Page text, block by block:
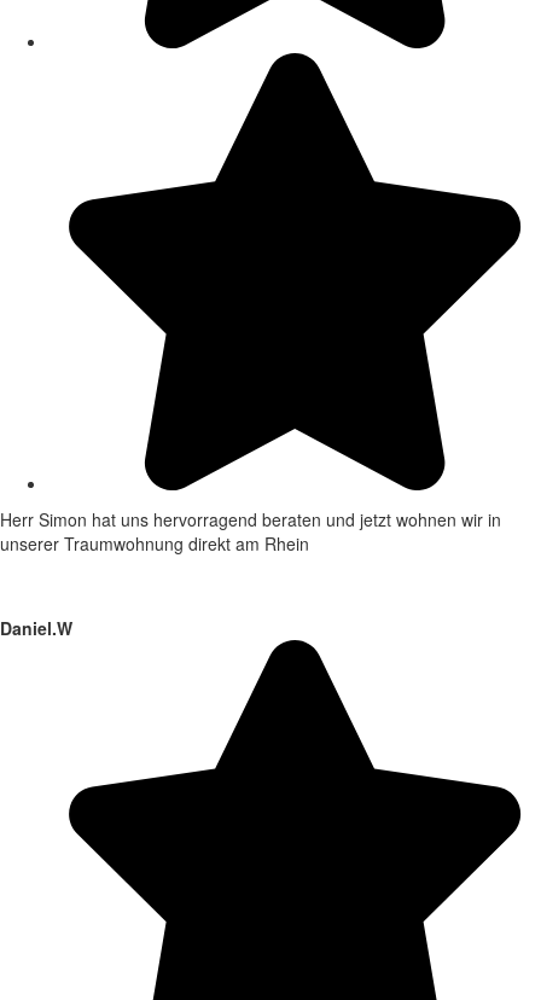
Herr Simon hat uns hervorragend beraten und jetzt wohnen wir in
unserer Traumwohnung direkt am Rhein
Daniel.W